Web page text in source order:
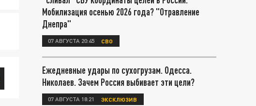
Мобилизация осенью 2026 года? "Отравление
Днепра"
07 АВГУСТА 20:45 СВО
Ежедневные удары по сухогрузам. Одесса.
Николаев. Зачем Россия выбивает эти цели?
07 АВГУСТА 18:21 ЭКСКЛЮЗИВ